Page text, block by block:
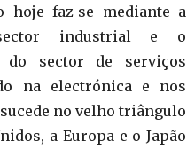
hoje faz-se mediante a
industrial e o
do sector de serviços
na electrónica e nos
no velho triângulo
a Europa e o Japão